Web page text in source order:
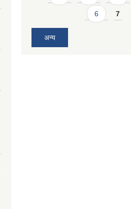
6 7
अन्य